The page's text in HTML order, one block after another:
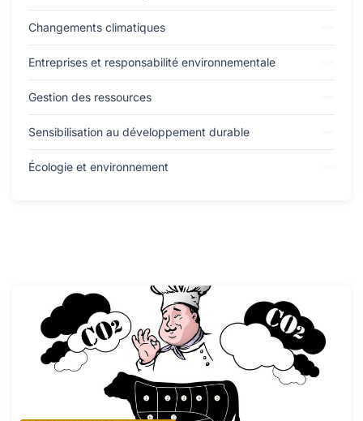
Changements climatiques
Entreprises et responsabilité environnementale
Gestion des ressources
Sensibilisation au développement durable
Écologie et environnement